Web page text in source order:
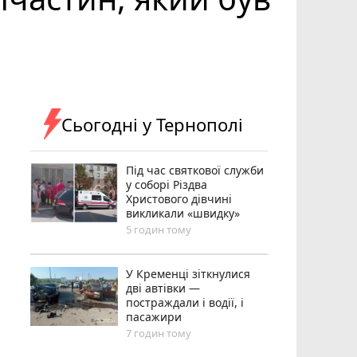
Сьогодні у Тернополі
Під час святкової служби
у соборі Різдва
Христового дівчині
викликали «швидку»
5 годин тому
У Кременці зіткнулися
дві автівки —
постраждали і водії, і
пасажири
7 годин тому